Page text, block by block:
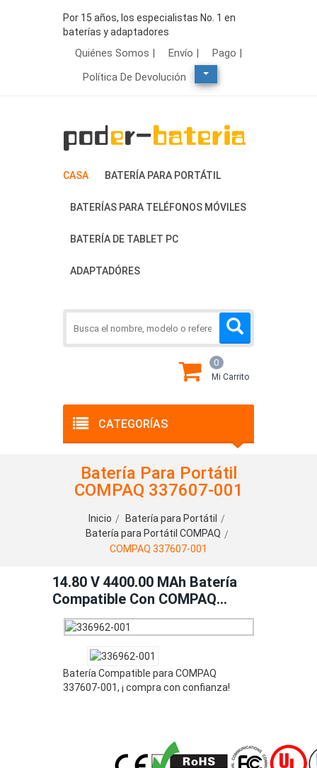
Por 15 años, los especialistas No. 1 en
baterías y adaptadores
Quiénes Somos | Envío |
Pago |
Política De Devolución
CASA BATERÍA PARA PORTÁTIL
BATERÍAS PARA TELÉFONOS MÓVILES
BATERÍA DE TABLET PC
ADAPTADÓRES
CATEGORÍAS
0
Mi Carrito
Batería Para Portátil
COMPAQ 337607-001
Inicio
Batería para Portátil
Batería para Portátil COMPAQ
COMPAQ 337607-001
14.80 V 4400.00 MAh Batería
Compatible Con COMPAQ
337607-001
Batería Compatible para COMPAQ
337607-001, ¡ compra con confianza!